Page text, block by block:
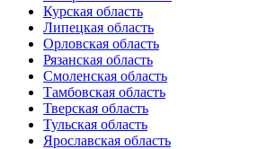
Курская область
Липецкая область
Орловская область
Рязанская область
Смоленская область
Тамбовская область
Тверская область
Тульская область
Ярославская область